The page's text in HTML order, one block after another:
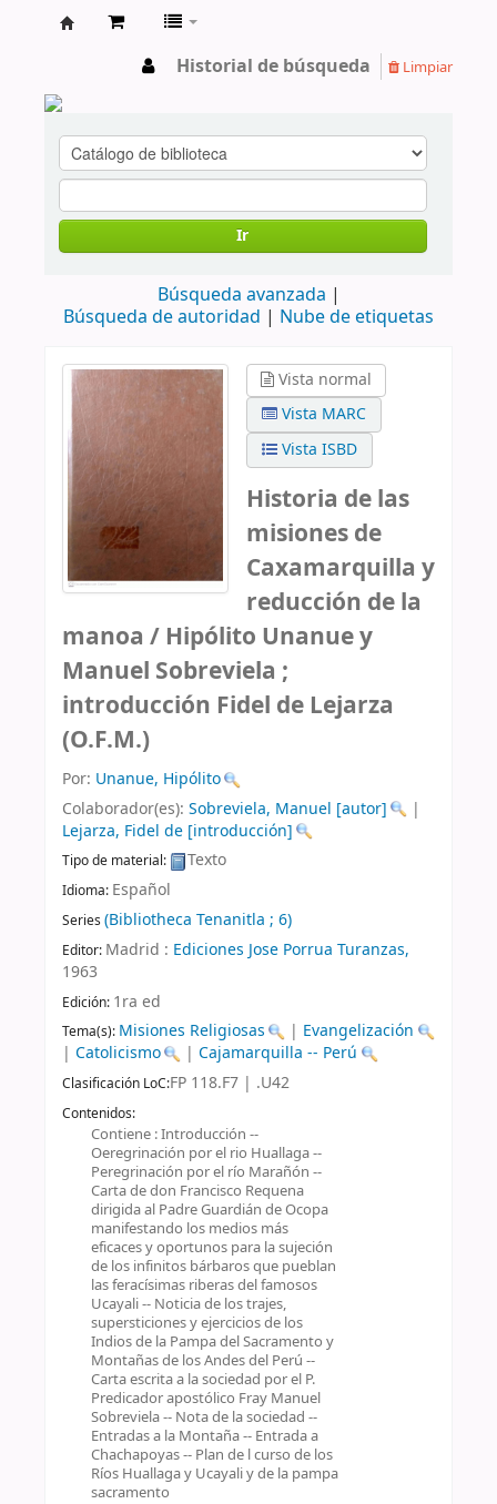
Historial de búsqueda Limpiar
Ir
Búsqueda avanzada
Búsqueda de autoridad
Nube de etiquetas
Vista normal
Vista MARC
Vista ISBD
Historia de las
misiones de
Caxamarquilla y
reducción de la
manoa / Hipólito Unanue y
Manuel Sobreviela ;
introducción Fidel de Lejarza
(O.F.M.)
Por: Unanue, Hipólito
Colaborador(es): Sobreviela, Manuel [autor]
|
Lejarza, Fidel de [introducción]
Tipo de material: Texto
Idioma: Español
Series (Bibliotheca Tenanitla ; 6)
Editor: Madrid : Ediciones Jose Porrua Turanzas,
1963
Edición: 1ra ed
Tema(s): Misiones Religiosas | Evangelización
| Catolicismo |Cajamarquilla -- Perú
Clasificación LoC:FP 118.F7 | .U42
Contenidos:
Contiene : Introducción --
Oeregrinación por el rio Huallaga --
Peregrinación por el río Marañón --
Carta de don Francisco Requena
dirigida al Padre Guardián de Ocopa
manifestando los medios más
eficaces y oportunos para la sujeción
de los infinitos bárbaros que pueblan
las feracísimas riberas del famosos
Ucayali -- Noticia de los trajes,
supersticiones y ejercicios de los
Indios de la Pampa del Sacramento y
Montañas de los Andes del Perú --
Carta escrita a la sociedad por el P.
Predicador apostólico Fray Manuel
Sobreviela -- Nota de la sociedad --
Entradas a la Montaña -- Entrada a
Chachapoyas -- Plan de l curso de los
Ríos Huallaga y Ucayali y de la pampa
sacramento